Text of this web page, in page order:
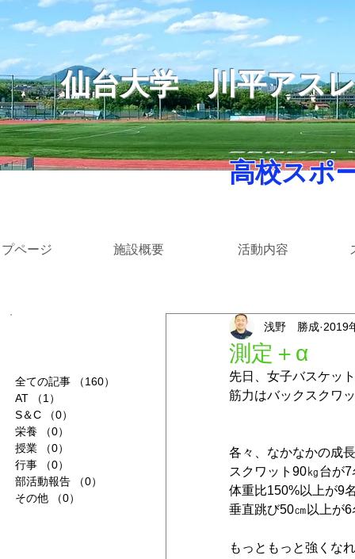
仙台大学川平アス
高校スポ
ページ 施設概要 活動内容
全ての記事 （160）
AT
（1）
S＆C
（0）
栄養
（0）
授業
（0）
行事
（0）
部活動報告
（0）
その他
（0）
測定＋α
浅野 勝成 2019
先日、女子バスケッ
筋力はバックスクワ
各々、なかなかの成
スクワット90㎏台が
体重比150%以上が9
垂直跳び50㎝以上が
もっともっと強くな